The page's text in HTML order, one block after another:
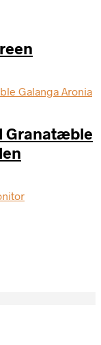
Granatæble